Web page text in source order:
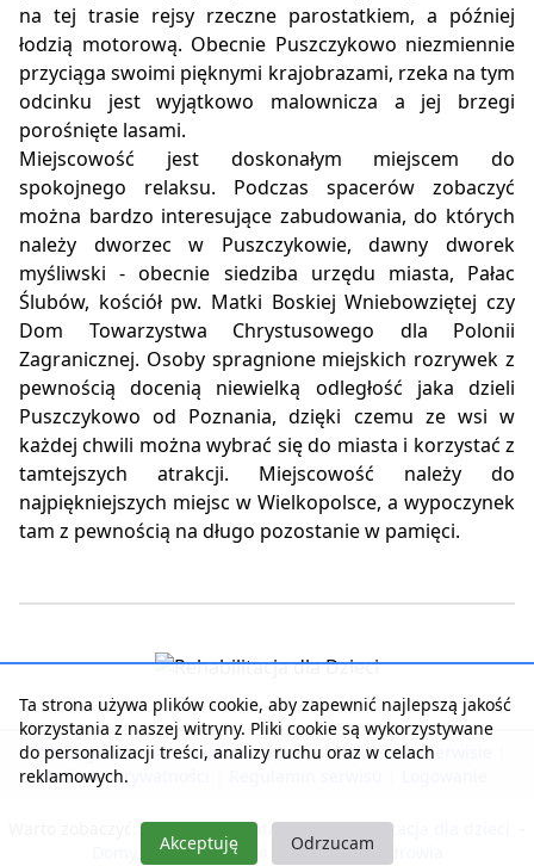
na tej trasie rejsy rzeczne parostatkiem, a później
łodzią motorową. Obecnie Puszczykowo niezmiennie
przyciąga swoimi pięknymi krajobrazami, rzeka na tym
odcinku jest wyjątkowo malownicza a jej brzegi
porośnięte lasami.
Miejscowość jest doskonałym miejscem do
spokojnego relaksu. Podczas spacerów zobaczyć
można bardzo interesujące zabudowania, do których
należy dworzec w Puszczykowie, dawny dworek
myśliwski - obecnie siedziba urzędu miasta, Pałac
Ślubów, kościół pw. Matki Boskiej Wniebowziętej czy
Dom Towarzystwa Chrystusowego dla Polonii
Zagranicznej. Osoby spragnione miejskich rozrywek z
pewnością docenią niewielką odległość jaka dzieli
Puszczykowo od Poznania, dzięki czemu ze wsi w
każdej chwili można wybrać się do miasta i korzystać z
tamtejszych atrakcji. Miejscowość należy do
najpiękniejszych miejsc w Wielkopolsce, a wypoczynek
tam z pewnością na długo pozostanie w pamięci.
Strona główna | Kontakt z serwisem | Reklama w serwisie
Polityka prywatności
Warto zobaczyć: Nasza rehabilitacja - Rehabilitacja dla dzieci
Domy Seniora i Opieki
Pobyty dla zdrowia
Ta strona używa plików cookie, aby zapewnić najlepszą jakość
korzystania z naszej witryny. Pliki cookie są wykorzystywane
do personalizacji treści, analizy ruchu oraz w celach
reklamowych.
Akceptuję Odrzucam